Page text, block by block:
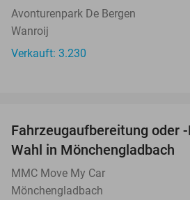
Avonturenpark De Bergen
Wanroij
Verkauft: 3.230
Fahrzeugaufbereitung oder
Wahl in Mönchengladbach
MMC Move My Car
Mönchengladbach